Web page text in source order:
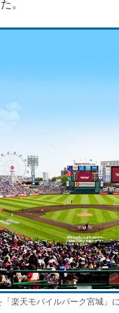
。
楽天モバイルパーク宮城」